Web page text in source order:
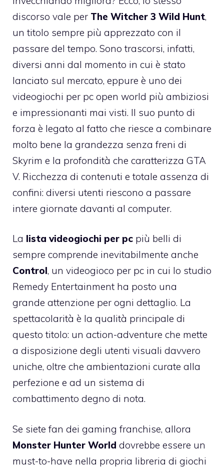
discorso vale per The Witcher 3 Wild Hunt,
un titolo sempre più apprezzato con il
passare del tempo. Sono trascorsi, infatti,
diversi anni dal momento in cui è stato
lanciato sul mercato, eppure è uno dei
videogiochi per pc open world più ambiziosi
e impressionanti mai visti. Il suo punto di
forza è legato al fatto che riesce a combinare
molto bene la grandezza senza freni di
Skyrim e la profondità che caratterizza GTA
V. Ricchezza di contenuti e totale assenza di
confini: diversi utenti riescono a passare
intere giornate davanti al computer.
La lista videogiochi per pc più belli di
sempre comprende inevitabilmente anche
Control, un videogioco per pc in cui lo studio
Remedy Entertainment ha posto una
grande attenzione per ogni dettaglio. La
spettacolarità è la qualità principale di
questo titolo: un action-adventure che mette
a disposizione degli utenti visuali davvero
uniche, oltre che ambientazioni curate alla
perfezione e ad un sistema di
combattimento degno di nota.
Se siete fan dei gaming franchise, allora
Monster Hunter World dovrebbe essere un
must-to-have nella propria libreria di giochi